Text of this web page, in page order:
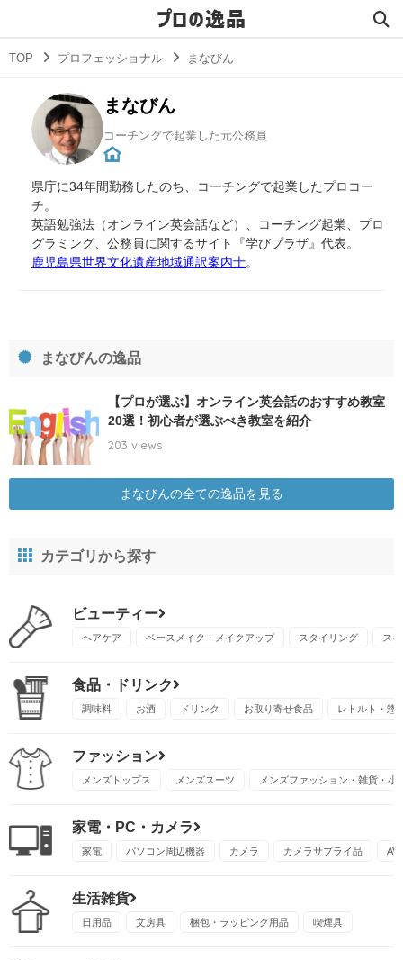
プロの逸品
TOP プロフェッショナル まなびん
まなびん
コーチングで起業した元公務員
県庁に34年間勤務したのち、コーチングで起業したプロコー
チ。
英語勉強法（オンライン英会話など）、コーチング起業、プロ
グラミング、公務員に関するサイト『学びプラザ』代表。
鹿児島県世界文化遺産地域通訳案内士。
まなびんの逸品
【プロが選ぶ】オンライン英会話のおすすめ教室
20選！初心者が選ぶべき教室を紹介
203 views
まなびんの全ての逸品を見る
カテゴリから探す
ビューティー
ヘアケア ベースメイク・メイクアップ スタイリング ス
食品・ドリンク
調味料 お酒 ドリンク お取り寄せ食品 レトルト・惣
ファッション
メンズトップス メンズスーツ メンズファッション・雑貨・小
家電・PC・カメラ
家電 パソコン周辺機器 カメラ カメラサプライ品 AV
生活雑貨
日用品 文房具 梱包・ラッピング用品 喫煙具